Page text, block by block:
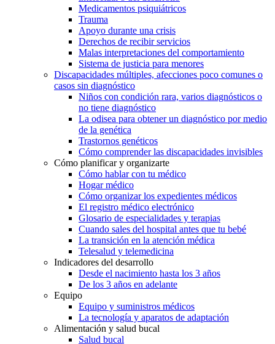
Medicamentos psiquiátricos
Trauma
Apoyo durante una crisis
Derechos de recibir servicios
Malas interpretaciones del comportamiento
Sistema de justicia para menores
Discapacidades múltiples, afecciones poco comunes o
casos sin diagnóstico
Niños con condición rara, varios diagnósticos o
no tiene diagnóstico
La odisea para obtener un diagnóstico por medio
de la genética
Trastornos genéticos
Cómo comprender las discapacidades invisibles
Cómo planificar y organizarte
Cómo hablar con tu médico
Hogar médico
Cómo organizar los expedientes médicos
El registro médico electrónico
Glosario de especialidades y terapias
Cuando sales del hospital antes que tu bebé
La transición en la atención médica
Telesalud y telemedicina
Indicadores del desarrollo
Desde el nacimiento hasta los 3 años
De los 3 años en adelante
Equipo
Equipo y suministros médicos
La tecnología y aparatos de adaptación
Alimentación y salud bucal
Salud bucal